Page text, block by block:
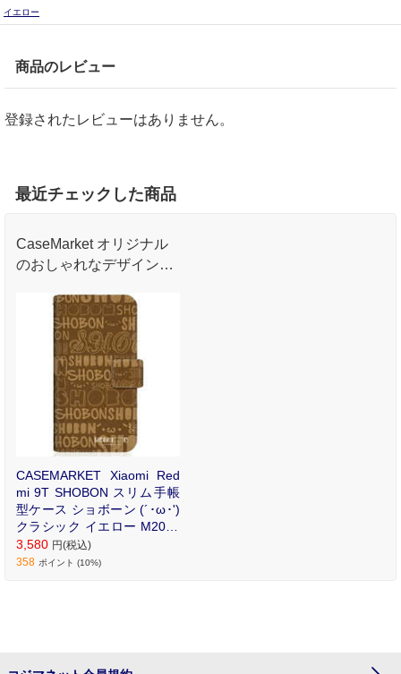
イエロー
商品のレビュー
登録されたレビューはありません。
最近チェックした商品
CaseMarket オリジナル
のおしゃれなデザインプ
ル手帳型ケース。
CASEMARKET Xiaomi Red
mi 9T SHOBON スリム手帳
型ケース ショボーン (´･ω･')
クラシック イエロー M2010
J19SG-BSB2S2606-78
3,580 円(税込)
358 ポイント (10%)